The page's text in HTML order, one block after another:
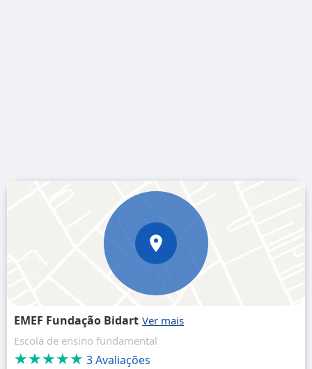
EMEF Fundação Bidart
Escola de ensino fundamental
★★★★★ 3 Avaliações